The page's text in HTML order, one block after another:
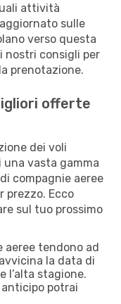
attività
sulle
verso questa
nostri consigli per
prenotazione.
offerte
dei voli
vasta gamma
compagnie aeree
prezzo. Ecco
sul tuo prossimo
aeree tendono ad
la data di
l’alta stagione.
potrai